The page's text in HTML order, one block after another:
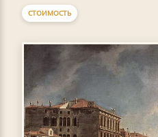
СТОИМОСТЬ